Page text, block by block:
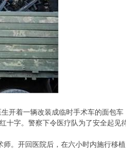
开着一辆改装成临时手术车的面包
十字。警察下令医疗队为了安全起见
。开回医院后，在六小时内施行移